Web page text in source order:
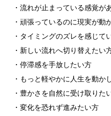
・流れが止まっている感覚が
・頑張っているのに現実が動
・タイミングのズレを感じて
・新しい流れへ切り替えたい
・停滞感を手放したい方
・もっと軽やかに人生を動か
・豊かさを自然に受け取りた
・変化を恐れず進みたい方